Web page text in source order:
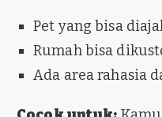
Pet yang bisa
Rumah bisa
Ada area rahasia